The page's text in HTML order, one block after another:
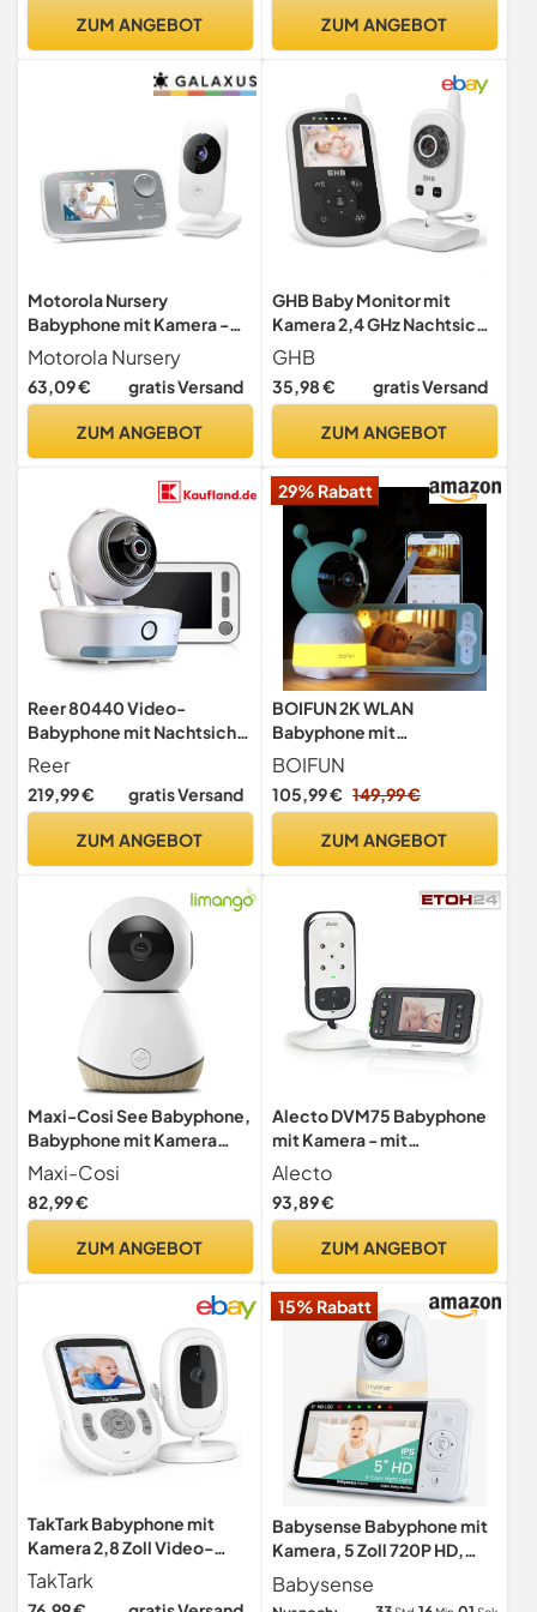
ZUM ANGEBOT
Kamera, Zwei-Wege-
ZUM ANGEBOT
Motorola Nursery
Babyphone mit Kamera -
Baby Monitor VM482 -
Überwachungskamera mit
Farbdisplay, Zwei-Wege-
Infrarot-Nachtsicht - 300
Motorola Nursery
63,09 € gratis Versand
ZUM ANGEBOT
GHB Baby Monitor mit
Kamera 2,4 GHz Nachtsicht
(2,4 Inch)
GHB
35,98 € gratis Versand
ZUM ANGEBOT
Reer 80440 Video-
Babyphone mit Nachtsicht-
Kamera und
Bewegungsverfolgung,
weiß, BabyCam XL
Reer
219,99 € gratis Versand
ZUM ANGEBOT
29% Rabatt
BOIFUN 2K WLAN
Babyphone mit
Kamera,App und 5 Zoll
Bildschirmsteuerung
BOIFUN
105,99 € 149,99 €
ZUM ANGEBOT
Maxi-Cosi See Babyphone,
Babyphone mit Kamera
(1080 px HD) und Audio,
WLAN-Babyphone, Live-
Streaming, Teil von Maxi-
Compatible with Amazon
Maxi-Cosi
82,99 €
ZUM ANGEBOT
Alecto DVM75 Babyphone
mit Kamera - mit
Nachtsicht - Indoor
Babyphone mit Alarm und
2,4-Zoll-Bildschirm -
Alecto
93,89 €
ZUM ANGEBOT
TakTark Babyphone mit
Kamera 2,8 Zoll Video-
Babyphone 720p IPS
Babyphone mit Kamera
TakTark
15% Rabatt
Babysense Babyphone mit
Kamera, 5 Zoll 720P HD,
Ohne WLAN, 6-Farben
Nachtlicht, Wiegenlieder,
Babysense